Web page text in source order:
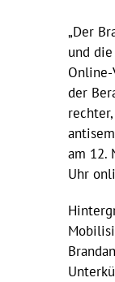
„Der
und
Online-
der
am 12.
Uhr